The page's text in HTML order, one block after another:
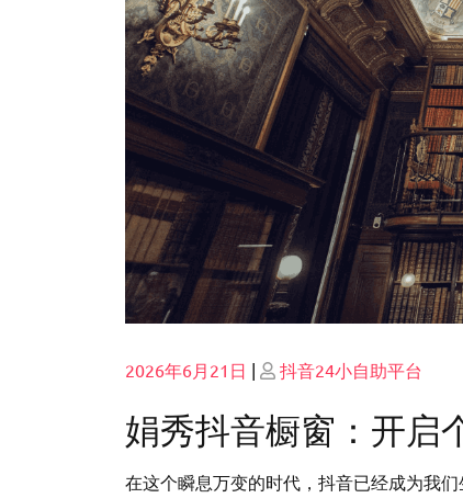
Posted
2026年6月21日 | Posted
抖音24小自助平台
娟秀抖音橱窗：开启
在这个瞬息万变的时代，抖音已经成为我